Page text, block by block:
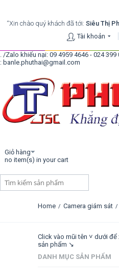
“Xin chào quý khách đã tới: Siêu Thị
Tài khoản
. /Zalo khiếu nại: 09 4959 4646 - 024 399
: banle.phuthai@gmail.com
Giỏ hàng
no item(s) in your cart
Home / Camera giám sát /
Click vào mũi tên ˅ dưới
sản phẩm ↘
DANH MỤC SẢN PHẨM